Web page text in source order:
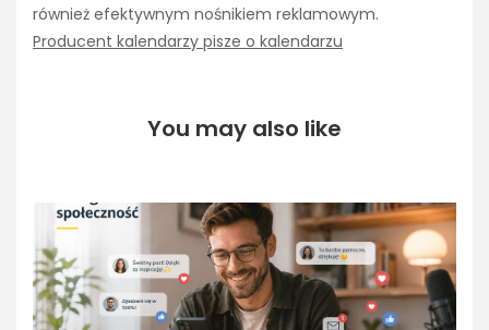
również efektywnym nośnikiem reklamowym.
Producent kalendarzy pisze o kalendarzu
You may also like